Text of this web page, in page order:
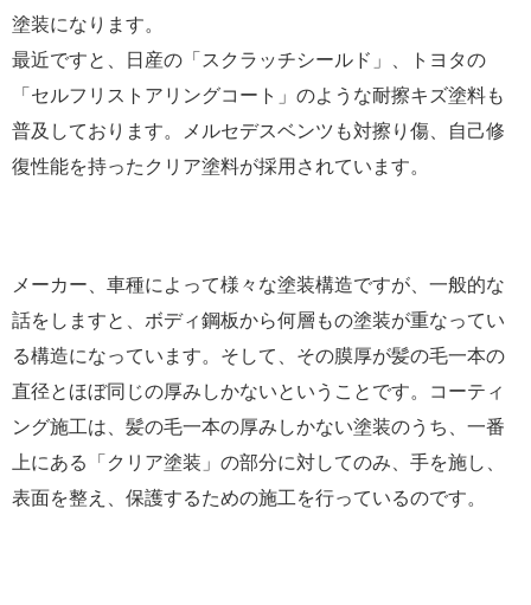
塗装になります。
最近ですと、日産の「スクラッチシールド」、トヨタの
「セルフリストアリングコート」のような耐擦キズ塗料も
普及しております。メルセデスベンツも対擦り傷、自己修
復性能を持ったクリア塗料が採用されています。
メーカー、車種によって様々な塗装構造ですが、一般的な
話をしますと、ボディ鋼板から何層もの塗装が重なってい
る構造になっています。そして、その膜厚が髪の毛一本の
直径とほぼ同じの厚みしかないということです。コーティ
ング施工は、髪の毛一本の厚みしかない塗装のうち、一番
上にある「クリア塗装」の部分に対してのみ、手を施し、
表面を整え、保護するための施工を行っているのです。